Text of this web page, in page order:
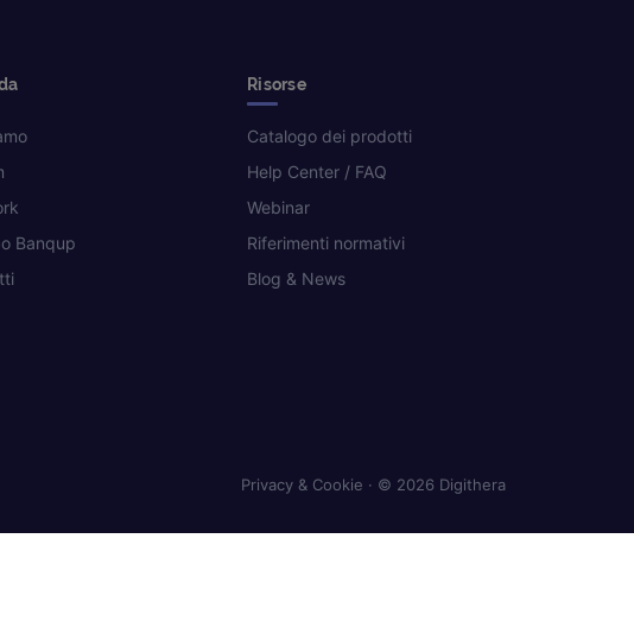
Banqup
Risorse
Catalogo dei prodotti
Help Center / FAQ
Webinar
Riferimenti normativi
Blog & News
Privacy & Cookie · © 2026 Digithera